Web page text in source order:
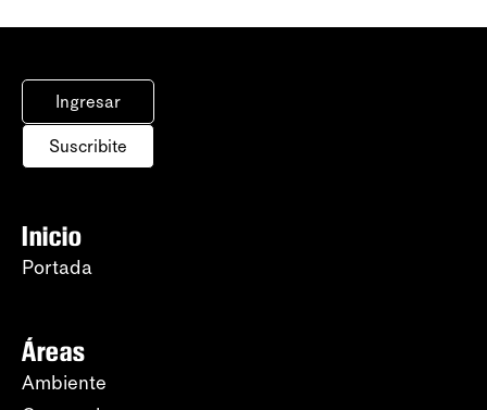
Ingresar
Suscribite
Inicio
Portada
Áreas
Ambiente